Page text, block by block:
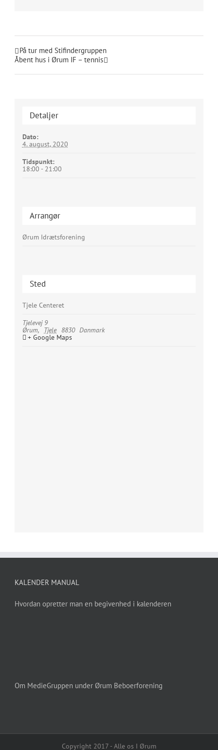
På tur med Stifindergruppen
Åbent hus i Ørum IF – tennis
Detaljer
Dato:
4. august, 2020
Tidspunkt:
18:00 - 21:00
Arrangør
Ørum Idrætsforening
Sted
Tjele Centeret
Tjelevej 9
Ørum, Tjele 8830 Danmark
+ Google Maps
KALENDER MANUAL
Hvordan opretter man en begivenhed i kalenderen
Om MedieGruppen under Ørum Beboerforening
Copyright 2017 - Alle os I Ørum